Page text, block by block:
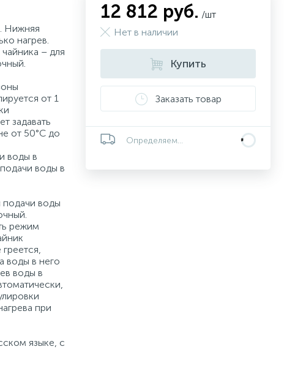
Нижняя
нагрев.
– для
от 1
задавать
от 50°С до
воды в
воды в
воды
режим
воды в него
воды в
при
языке, с
12 812 руб. /шт
Нет в наличии
Купить
Заказать товар
Определяем...